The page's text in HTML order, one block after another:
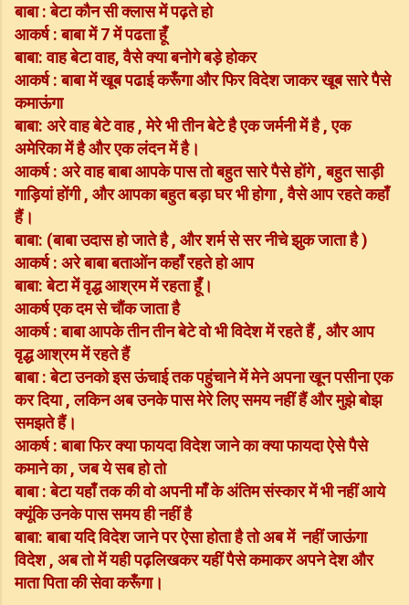
बाबा : बेटा कौन सी क्लास में पढ़ते हो
आकर्ष : बाबा में 7 में पढता हूँ
बाबा: वाह बेटा वाह, वैसे क्या बनोगे बड़े होकर
आकर्ष : बाबा में खूब पढाई करूँगा और फिर विदेश जाकर खूब सारे पैसे
कमाऊंगा
बाबा: अरे वाह बेटे वाह , मेरे भी तीन बेटे है एक जर्मनी में है , एक
अमेरिका में है और एक लंदन में है।
आकर्ष : अरे वाह बाबा आपके पास तो बहुत सारे पैसे होंगे , बहुत साड़ी
गाड़ियां होंगी , और आपका बहुत बड़ा घर भी होगा , वैसे आप रहते कहाँ
हैं।
बाबा: (बाबा उदास हो जाते है , और शर्म से सर नीचे झुक जाता है )
आकर्ष : अरे बाबा बताओंन कहाँ रहते हो आप
बाबा: बेटा में वृद्ध आश्रम में रहता हूँ।
आकर्ष एक दम से चौंक जाता है
आकर्ष : बाबा आपके तीन तीन बेटे वो भी विदेश में रहते हैं , और आप
वृद्ध आश्रम में रहते हैं
बाबा : बेटा उनको इस ऊंचाई तक पहुंचाने में मेने अपना खून पसीना एक
कर दिया , लकिन अब उनके पास मेरे लिए समय नहीं हैं और मुझे बोझ
समझते हैं।
आकर्ष : बाबा फिर क्या फायदा विदेश जाने का क्या फायदा ऐसे पैसे
कमाने का , जब ये सब हो तो
बाबा : बेटा यहाँ तक की वो अपनी माँ के अंतिम संस्कार में भी नहीं आये
क्यूंकि उनके पास समय ही नहीं है
बाबा: बाबा यदि विदेश जाने पर ऐसा होता है तो अब में नहीं जाऊंगा
विदेश , अब तो में यही पढ़लिखकर यहीं पैसे कमाकर अपने देश और
माता पिता की सेवा करूँगा।